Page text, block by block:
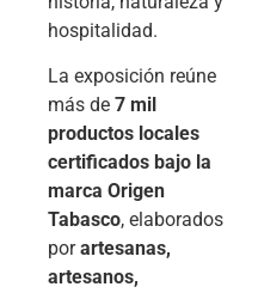
hospitalidad.
La exposición reúne
más de 7 mil
productos locales
certificados bajo la
marca Origen
Tabasco, elaborados
porartesanas,
artesanos,